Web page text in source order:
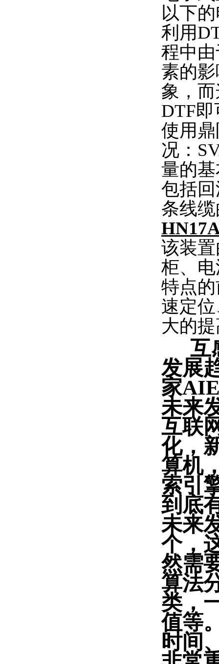
以下
利用
程中
素的
象，
DTF
使用
况：
量的
包括
条线
该装
柜、
特点
速定
大的
互
发展
家
未来
互联
化，
算机
索引
到底
未来
个，
然需
算法
类，
值等
时间